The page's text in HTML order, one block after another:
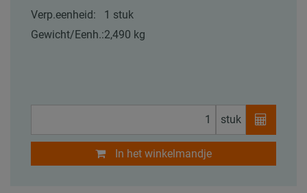
Verp.eenheid:
1 stuk
Gewicht/Eenh.:2,490 kg
stuk
In het winkelmandje